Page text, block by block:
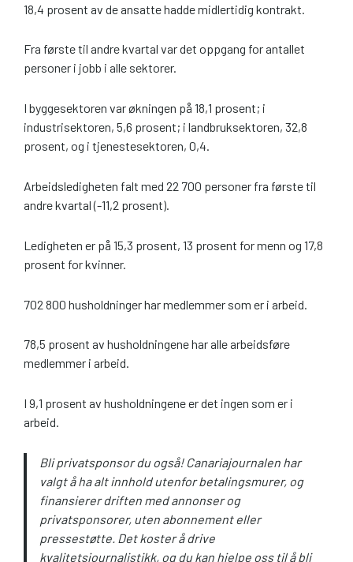
18,4 prosent av de ansatte hadde midlertidig kontrakt.
Fra første til andre kvartal var det oppgang for antallet
personer i jobb i alle sektorer.
I byggesektoren var økningen på 18,1 prosent; i
industrisektoren, 5,6 prosent; i landbruksektoren, 32,8
prosent, og i tjenestesektoren, 0,4.
Arbeidsledigheten falt med 22 700 personer fra første til
andre kvartal (-11,2 prosent).
Ledigheten er på 15,3 prosent, 13 prosent for menn og 17,8
prosent for kvinner.
702 800 husholdninger har medlemmer som er i arbeid.
78,5 prosent av husholdningene har alle arbeidsføre
medlemmer i arbeid.
I 9,1 prosent av husholdningene er det ingen som er i
arbeid.
Bli privatsponsor du også! Canariajournalen har
valgt å ha alt innhold utenfor betalingsmurer, og
finansierer driften med annonser og
privatsponsorer, uten abonnement eller
pressestøtte. Det koster å drive
kvalitetsjournalistikk, og du kan hjelpe oss til å bli